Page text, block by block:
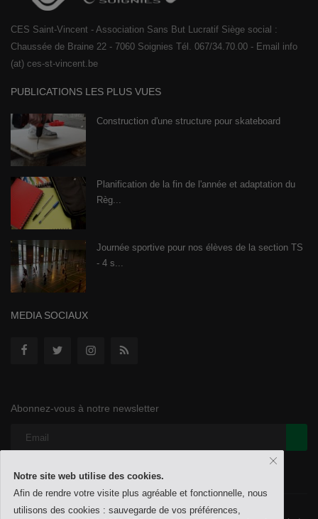
CES Saint-Vincent - Association Sans But Lucratif Siège social :
Chaussée de Braine 22 - 7060 Soignies Tél. 067/34.70.00 - Email info
(at) ces-st-vincent.be
PUBLICATIONS LES PLUS VUES
Construction d'une structure pour skateboard
Planification de la fin de l'année et adaptation du
Règ...
Journée sportive pour nos élèves de la section TS
- 4 s...
MEDIA SOCIAUX
Abonnez-vous à notre newsletter
Notre site web utilise des cookies.
Afin de rendre votre visite plus agréable et fonctionnelle, nous
utilisons des cookies : sauvegarde de vos préférences,